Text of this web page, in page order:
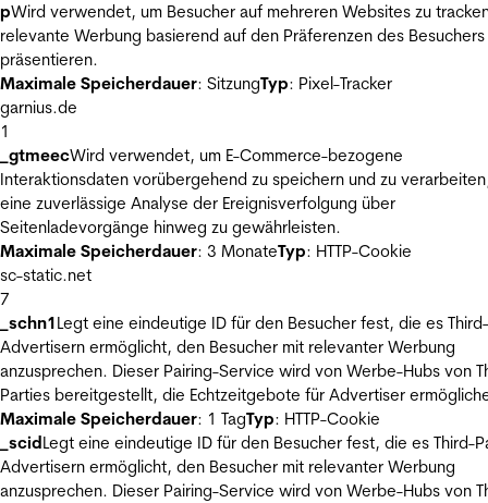
pWird verwendet, um Besucher auf mehreren Websites zu
relevante Werbung basierend auf den Präferenzen des Besuchers
präsentieren.
Maximale Speicherdauer: SitzungTyp: Pixel-Tracker
garnius.de
1
_gtmeecWird verwendet, um E-Commerce-bezogene
Interaktionsdaten vorübergehend zu speichern und zu
eine zuverlässige Analyse der Ereignisverfolgung über
Seitenladevorgänge hinweg zu gewährleisten.
Maximale Speicherdauer: 3 MonateTyp: HTTP-Cookie
sc-static.net
7
_schn1Legt eine eindeutige ID für den Besucher fest, die es
Advertisern ermöglicht, den Besucher mit relevanter Werbung
anzusprechen. Dieser Pairing-Service wird von Werbe-Hubs von
Parties bereitgestellt, die Echtzeitgebote für Advertiser
Maximale Speicherdauer: 1 TagTyp: HTTP-Cookie
_scidLegt eine eindeutige ID für den Besucher fest, die es Third-
Advertisern ermöglicht, den Besucher mit relevanter Werbung
anzusprechen. Dieser Pairing-Service wird von Werbe-Hubs von